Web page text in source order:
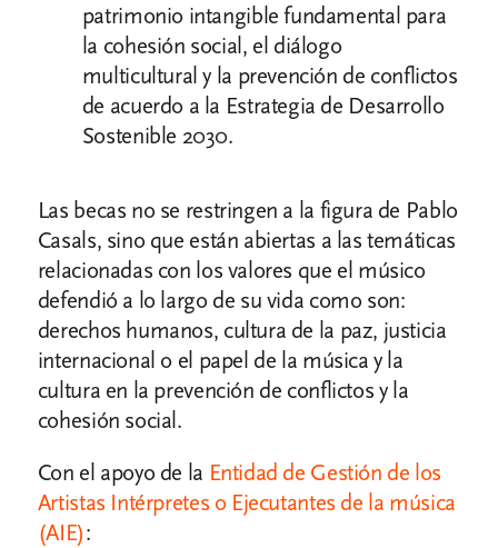
patrimonio intangible fundamental para
la cohesión social, el diálogo
multicultural y la prevención de conflictos
de acuerdo a la Estrategia de Desarrollo
Sostenible 2030.
Las becas no se restringen a la figura de Pablo
Casals, sino que están abiertas a las temáticas
relacionadas con los valores que el músico
defendió a lo largo de su vida como son:
derechos humanos, cultura de la paz, justicia
internacional o el papel de la música y la
cultura en la prevención de conflictos y la
cohesión social.
Con el apoyo de la Entidad de Gestión de los
Artistas Intérpretes o Ejecutantes de la música
(AIE):